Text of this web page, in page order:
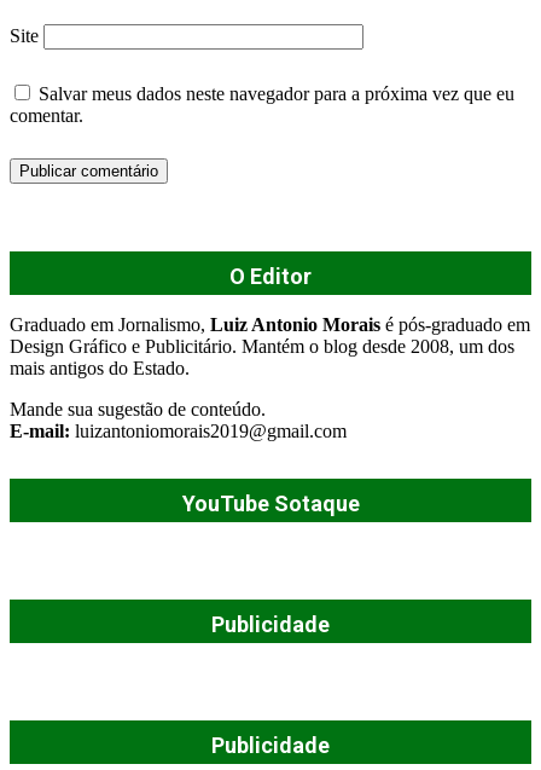
Site
Salvar meus dados neste navegador para a próxima vez que eu
comentar.
O Editor
Graduado em Jornalismo, Luiz Antonio Morais é pós-graduado em
Design Gráfico e Publicitário. Mantém o blog desde 2008, um dos
mais antigos do Estado.
Mande sua sugestão de conteúdo.
E-mail: luizantoniomorais2019@gmail.com
YouTube Sotaque
Publicidade
Publicidade